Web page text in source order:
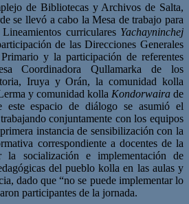
de Bibliotecas y Archivos de Salta,
se llevó a cabo la Mesa de trabajo para
curriculares Yachayninchej
de las Direcciones Generales
y la participación de referentes
Coordinadora Qullamarka de los
Iruya y Orán, la comunidad kolla
y comunidad kolla Kondorwaira de
espacio de diálogo se asumió el
conjuntamente con los equipos
instancia de sensibilización con la
correspondiente a docentes de la
la socialización e implementación de
del pueblo kolla en las aulas y
dado que “no se puede implementar lo
participantes de la jornada.